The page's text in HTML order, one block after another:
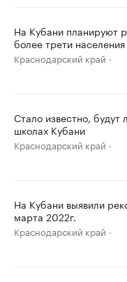
На Кубани планируют
более трети населения
Краснодарский край
Стало известно,
школах Кубани
Краснодарский край
На Кубани выявили
марта 2022г.
Краснодарский край